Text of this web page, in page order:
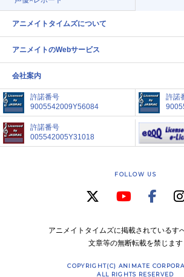
アニメイトタイムズについて
アニメイトのWebサービス
会社案内
許諾番号
9005542009Y56084
許諾
許諾番号
005542005Y31018
FOLLOW US
アニメイトタイムズに掲載されているす
文章等の無断転載を禁じます
COPYRIGHT(C) ANIMATE
ALL RIGHTS RESERVED